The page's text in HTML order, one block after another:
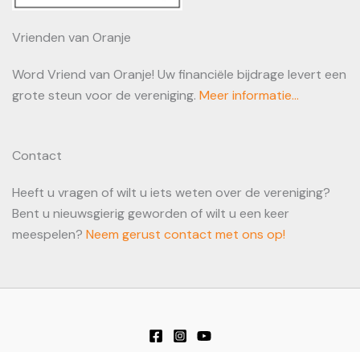
Vrienden van Oranje
Word Vriend van Oranje! Uw financiële bijdrage levert een
grote steun voor de vereniging. Meer informatie...
Contact
Heeft u vragen of wilt u iets weten over de vereniging?
Bent u nieuwsgierig geworden of wilt u een keer
meespelen? Neem gerust contact met ons op!